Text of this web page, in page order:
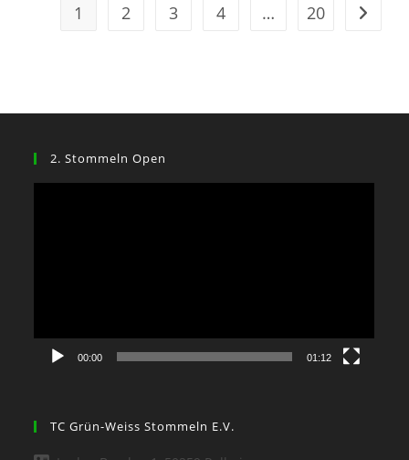
1 2 3 4 … 20 Zur
2. Stommeln Open
00:00 01:12
TC Grün-Weiss Stommeln E.V.